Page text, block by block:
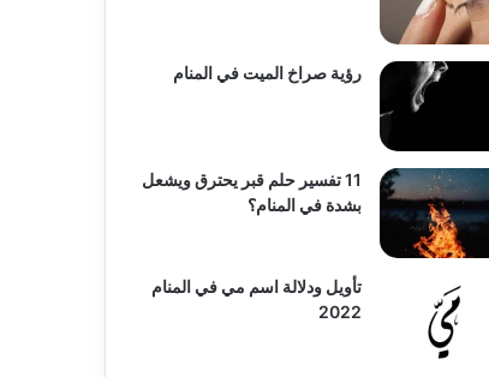
رؤية صراخ الميت في المنام
11 تفسير حلم قبر يحترق ويشعل
بشدة في المنام؟
تأويل ودلالة اسم مي في المنام
2022